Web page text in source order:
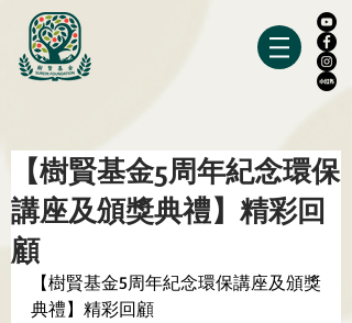
【樹賢基金5周年紀念環保
講座及頒獎典禮】精彩回
顧
【樹賢基金5周年紀念環保講座及頒獎
典禮】精彩回顧